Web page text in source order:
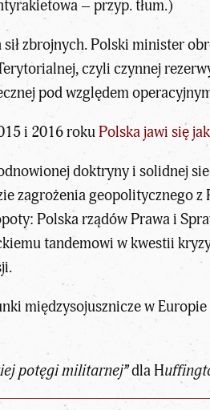
– przyp. tłum.)
zbrojnych. Polski minister
czyli czynnej
pod względem
i 2016 roku Polska jawi się
doktryny i solidnej
zagrożenia geopolitycznego
Polska rządów Prawa i
tandemowi w kwestii
międzysojusznicze w Europie
potęgi militarnej”dla H